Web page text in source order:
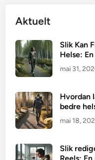
Aktuelt
Slik Kan
Helse:
mai 31,
Hvordan
bedre
mai 18,
Slik